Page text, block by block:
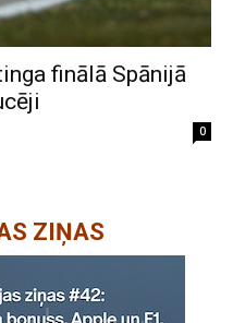
finālā Spānijā
0
ZIŅAS